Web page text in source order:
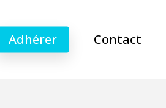
Adhérer Contact